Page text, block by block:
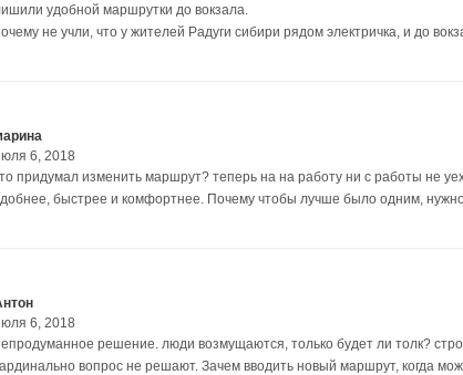
удобной маршрутки до вокзала.
не учли, что у жителей Радуги сибири рядом электричка, и до
6, 2018
придумал изменить маршрут? теперь на на работу ни с работы не
быстрее и комфортнее. Почему чтобы лучше было одним, нужно
6, 2018
решение. люди возмущаются, только будет ли толк?
вопрос не решают. Зачем вводить новый маршрут, когда